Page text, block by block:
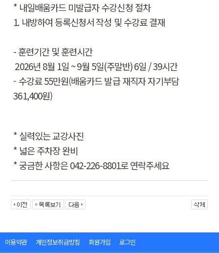
* 내일배움카드미발급자 수강신청 절차
1. 내방하여 등록신청서 작성 및 수강료 결재
-훈련기간 및 훈련시간
2026년 8월 1일 ~ 9월 5일(주말반) 6일 / 39시간
- 수강료 55만원(배움카드 발급 재직자 자기부담
361,400원)
*실력있는 교강사진
* 넓은 주차장 완비
*궁금한 사항은042-226-8801로 연락주세요
이용약관 개인정보취급방침 회원가입 로그인